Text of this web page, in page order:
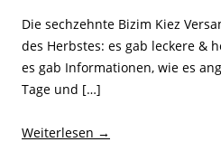
Die sechzehnte Bizim Kiez
des Herbstes: es gab leckere &
es gab Informationen, wie es
Tage und […]
Weiterlesen →